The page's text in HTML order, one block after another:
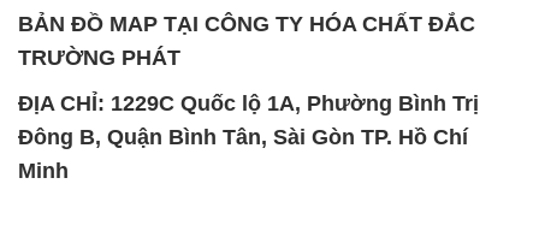
BẢN ĐỒ MAP TẠI CÔNG TY HÓA CHẤT ĐẮC
TRƯỜNG PHÁT
ĐỊA CHỈ: 1229C Quốc lộ 1A, Phường Bình Trị
Đông B, Quận Bình Tân, Sài Gòn TP. Hồ Chí
Minh